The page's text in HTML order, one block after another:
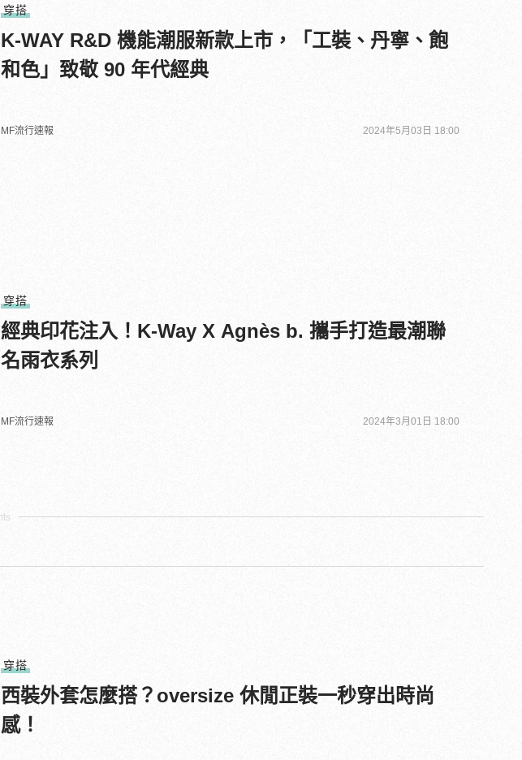
穿搭
K-WAY R&D 機能潮服新款上市，「工裝、丹寧、飽
和色」致敬 90 年代經典
MF流行速報 2024年5月03日 18:00
穿搭
經典印花注入！K-Way X Agnès b. 攜手打造最潮聯
名雨衣系列
MF流行速報 2024年3月01日 18:00
穿搭
西裝外套怎麼搭？oversize 休閒正裝一秒穿出時尚
感！